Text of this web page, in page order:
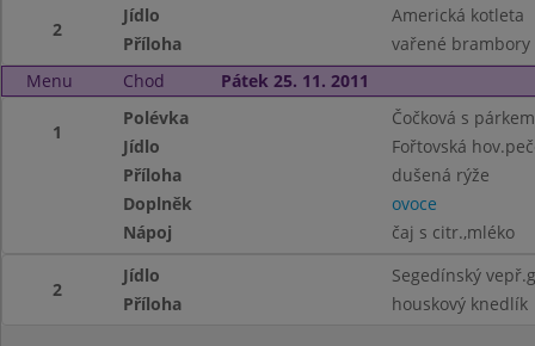
2
Jídlo
Americká kotleta
Příloha
vařené brambory
Menu
Chod Pátek 25. 11. 2011
1
Polévka
Čočková s párkem
Jídlo
Fořtovská
Příloha
dušená rýže
Doplněk
ovoce
Nápoj
čaj s citr.,mléko
2
Jídlo
Segedínský
Příloha
houskový knedlík